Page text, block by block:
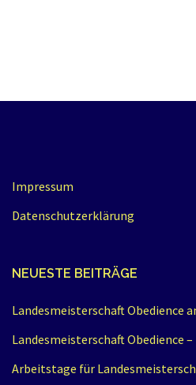
Impressum
Datenschutzerklärung
NEUESTE BEITRÄGE
Landesmeisterschaft Obedience
Landesmeisterschaft Obedience
Arbeitstage für